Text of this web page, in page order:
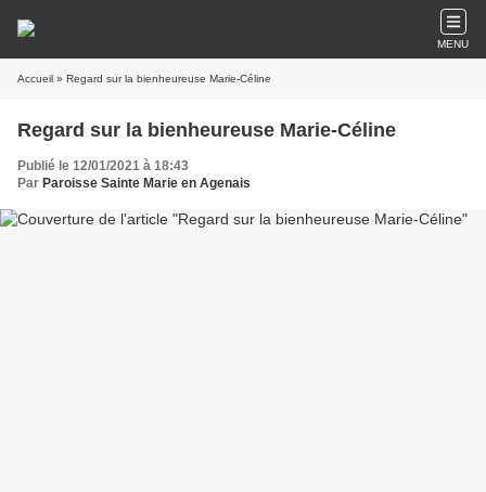
MENU
Accueil » Regard sur la bienheureuse Marie-Céline
Regard sur la bienheureuse Marie-Céline
Publié le 12/01/2021 à 18:43
Par Paroisse Sainte Marie en Agenais